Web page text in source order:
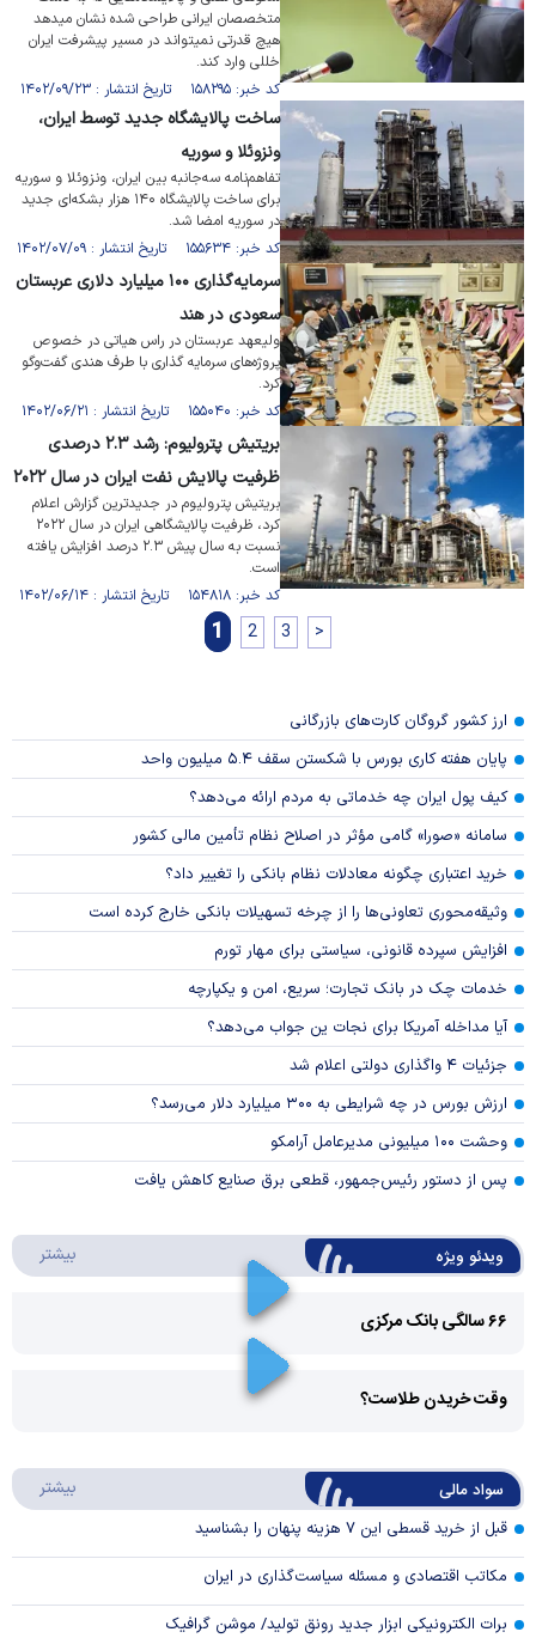
متخصصان ایرانی طراحی شده نشان میدهد
هیچ قدرتی نمیتواند در مسیر پیشرفت ایران
خللی وارد کند.
کد خبر: ۱۵۸۲۹۵ تاریخ انتشار : ۱۴۰۲/۰۹/۲۳
ساخت پالایشگاه جدید توسط ایران،
ونزوئلا و سوریه
تفاهم‌نامه سه‌جانبه بین ایران، ونزوئلا و سوریه
برای ساخت پالایشگاه ۱۴۰ هزار بشکه‌ای جدید
در سوریه امضا شد.
کد خبر: ۱۵۵۶۳۴ تاریخ انتشار : ۱۴۰۲/۰۷/۰۹
سرمایه‌گذاری ۱۰۰ میلیارد دلاری عربستان
سعودی در هند
ولیعهد عربستان در راس هیاتی در خصوص
پروژه‌های سرمایه گذاری با طرف هندی گفت‌وگو
کرد.
کد خبر: ۱۵۵۰۴۰ تاریخ انتشار : ۱۴۰۲/۰۶/۲۱
بریتیش پترولیوم: رشد ۲.۳ درصدی
ظرفیت پالایش نفت ایران در سال ۲۰۲۲
بریتیش پترولیوم در جدیدترین گزارش اعلام
کرد، ظرفیت پالایشگاهی ایران در سال ۲۰۲۲
نسبت به سال پیش ۲.۳ درصد افزایش یافته
است.
کد خبر: ۱۵۴۸۱۸ تاریخ انتشار : ۱۴۰۲/۰۶/۱۴
1 2 3 >
ارز کشور گروگان کارت‌های بازرگانی
پایان هفته کاری بورس با شکستن سقف ۵.۴ میلیون واحد
کیف پول ایران چه خدماتی به مردم ارائه می‌دهد؟
سامانه «صورا» گامی مؤثر در اصلاح نظام تأمین مالی کشور
خرید اعتباری چگونه معادلات نظام بانکی را تغییر داد؟
وثیقه‌محوری تعاونی‌ها را از چرخه تسهیلات بانکی خارج کرده است
افزایش سپرده قانونی، سیاستی برای مهار تورم
خدمات چک در بانک تجارت؛ سریع، امن و یکپارچه
آیا مداخله آمریکا برای نجات ین جواب می‌دهد؟
جزئیات ۴ واگذاری دولتی اعلام شد
ارزش بورس در چه شرایطی به ۳۰۰ میلیارد دلار می‌رسد؟
وحشت ۱۰۰ میلیونی مدیرعامل آرامکو
پس از دستور رئیس‌جمهور، قطعی برق صنایع کاهش یافت
ویدئو ویژه بیشتر
۶۶ سالگی بانک مرکزی
Video
وقت خریدن طلاست؟
سواد مالی بیشتر
قبل از خرید قسطی این ۷ هزینه پنهان را بشناسید
مکاتب اقتصادی و مسئله سیاست‌گذاری در ایران
برات الکترونیکی ابزار جدید رونق تولید/ موشن گرافیک